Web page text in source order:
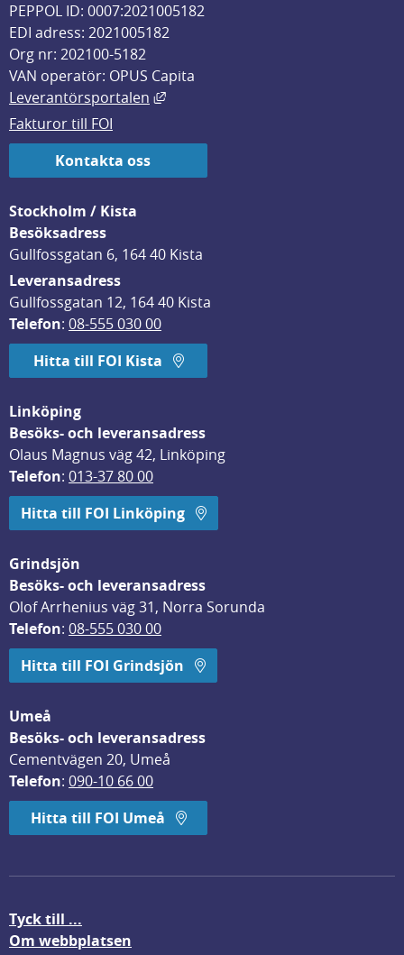
PEPPOL ID: 0007:2021005182
EDI adress: 2021005182
Org nr: 202100-5182
VAN operatör: OPUS Capita
Leverantörsportalen
Länk till annan webbplats, öppnas
Fakturor till FOI
Kontakta oss
Stockholm / Kista
Besöksadress
Gullfossgatan 6, 164 40 Kista
Leveransadress
Gullfossgatan 12, 164 40 Kista
Telefon: 08-555 030 00
Hitta till FOI Kista
Linköping
Besöks- och leveransadress
Olaus Magnus väg 42, Linköping
Telefon: 013-37 80 00
Hitta till FOI Linköping
Grindsjön
Besöks- och leveransadress
Olof Arrhenius väg 31, Norra Sorunda
Telefon: 08-555 030 00
Hitta till FOI Grindsjön
Umeå
Besöks- och leveransadress
Cementvägen 20, Umeå
Telefon: 090-10 66 00
Hitta till FOI Umeå
Tyck till ...
Om webbplatsen